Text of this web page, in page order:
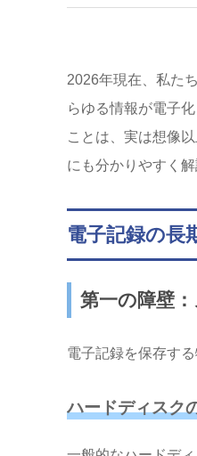
2026年現在、私た
らゆる情報が電子
ことは、実は想像
にも分かりやすく解
電子記録の長
第一の障壁
電子記録を保存す
ハードディスク